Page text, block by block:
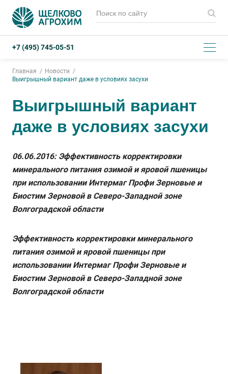
+7 (495) 745-05-51
Главная
Новости
Выигрышный вариант даже в условиях засухи
Выигрышный вариант
даже в условиях засухи
06.06.2016: Эффективность корректировки
минерального питания озимой и яровой пшеницы
при использовании Интермаг Профи Зерновые и
Биостим Зерновой в Северо-Западной зоне
Волгоградской области
Эффективность корректировки минерального
питания озимой и яровой пшеницы при
использовании Интермаг Профи Зерновые и
Биостим Зерновой в Северо-Западной зоне
Волгоградской области